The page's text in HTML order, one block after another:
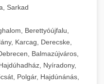
Sarkad
Berettyóújfalu,
Karcag, Derecske,
Balmazújváros,
Nyíradony,
Polgár, Hajdúnánás,